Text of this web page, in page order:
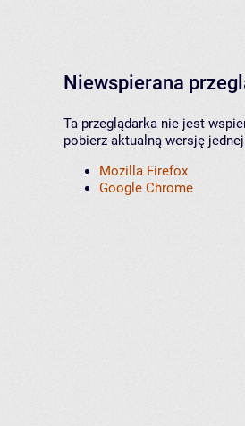
Niewspierana
Ta przeglądarka nie jest
pobierz aktualną wersję
Mozilla Firefox
Google Chrome